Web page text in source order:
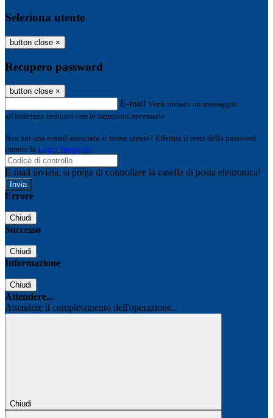
Seleziona utente
button close ×
Recupero password
button close ×
E-mail Verrà inviato un messaggio
all'indirizzo indicato con le istruzioni necessarie.
Non hai una e-mail associata al nome utente? Effettua il reset della password
tramite la Login Spaggiari
E-mail inviata, si prega di controllare la casella di posta elettronica!
Errore
Chiudi
Successo
Chiudi
Informazione
Chiudi
Attendere...
Attendere il completamento dell'operazione...
Chiudi